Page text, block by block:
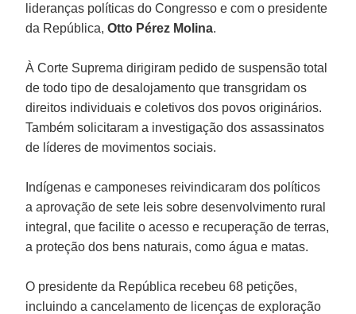
lideranças políticas do Congresso e com o presidente
da República,Otto Pérez Molina.
À Corte Suprema dirigiram pedido de suspensão total
de todo tipo de desalojamento que transgridam os
direitos individuais e coletivos dos povos originários.
Também solicitaram a investigação dos assassinatos
de líderes de movimentos sociais.
Indígenas e camponeses reivindicaram dos políticos
a aprovação de sete leis sobre desenvolvimento rural
integral, que facilite o acesso e recuperação de terras,
a proteção dos bens naturais, como água e matas.
O presidente da República recebeu 68 petições,
incluindo a cancelamento de licenças de exploração